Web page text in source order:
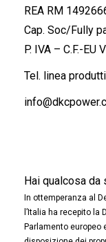
REA RM
Cap. Soc/Fully
P. IVA – C.F.-EU
Tel. linea
Hai qualcosa da
In ottemperanza al
l’Italia ha recepito la
Parlamento europeo